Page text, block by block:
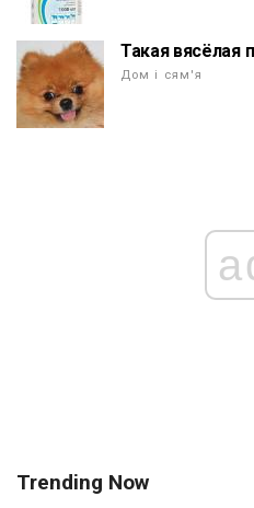
Такая вясёлая
Дом і сям'я
Trending Now